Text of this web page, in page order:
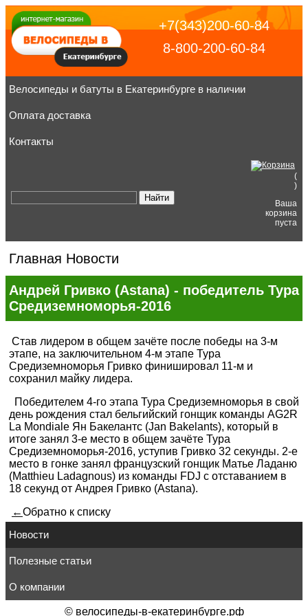
+7(343)200-60-84
8-800-200-60-84
Велосипеды и батуты в Екатеринбурге в наличии
Оплата доставка
Контакты
(
)
Ваша
корзина
пуста
Главная Новости
Андрей Гривко (Astana) - победитель Тура
Средиземноморья-2016
Став лидером в общем зачёте после победы на 3-м
этапе, на заключительном 4-м этапе Тура
Средиземноморья Гривко финишировал 11-м и
сохранил майку лидера.
Победителем 4-го этапа Тура Средиземноморья в свой
день рождения стал бельгийский гонщик команды AG2R
La Mondiale Ян Бакелантс (Jan Bakelants), который в
итоге занял 3-е место в общем зачёте Тура
Средиземноморья-2016, уступив Гривко 32 секунды. 2-е
место в гонке занял французский гонщик Матье Ладаню
(Matthieu Ladagnous) из команды FDJ с отставанием в
18 секунд от Андрея Гривко (Astana).
←Обратно к списку
Новости
Полезные статьи
О компании
© велосипеды-в-екатеринбурге.рф